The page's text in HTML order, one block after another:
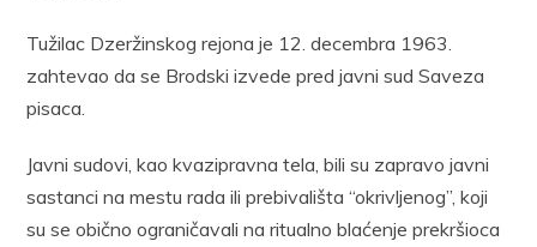
Tužilac Dzeržinskog rejona je 12. decembra 1963.
zahtevao da se Brodski izvede pred javni sud Saveza
pisaca.
Javni sudovi, kao kvazipravna tela, bili su zapravo javni
sastanci na mestu rada ili prebivališta “okrivljenog”, koji
su se obično ograničavali na ritualno blaćenje prekršioca